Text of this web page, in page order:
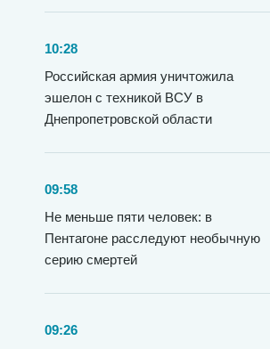
10:28
Российская армия уничтожила
эшелон с техникой ВСУ в
Днепропетровской области
09:58
Не меньше пяти человек: в
Пентагоне расследуют необычную
серию смертей
09:26